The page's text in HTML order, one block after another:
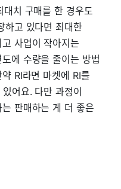
치 구매를 한 경우도
하고 있다면 최대한
사업이 작아지는
에 수량을 줄이는 방법
RI라면 마켓에 RI를
어요. 다만 과정이
판매하는 게 더 좋은